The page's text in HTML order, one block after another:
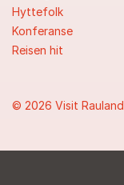
Hyttefolk
Konferanse
Reisen hit
© 2026 Visit Rauland